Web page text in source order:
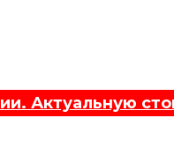
Актуальную